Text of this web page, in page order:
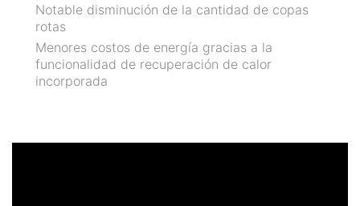
Notable disminución de la cantidad de copas
rotas
Menores costos de energía gracias a la
funcionalidad de recuperación de calor
incorporada